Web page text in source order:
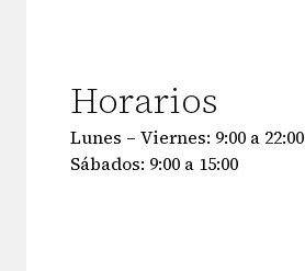
Horarios
Lunes – Viernes: 9:00 a 22:00
Sábados: 9:00 a 15:00